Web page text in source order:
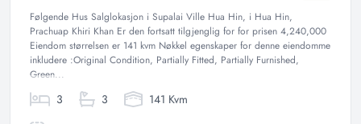
Følgende Hus Salglokasjon i Supalai Ville Hua Hin, i Hua Hin,
Prachuap Khiri Khan Er den fortsatt tilgjenglig for for prisen 4,240,000
Eiendom størrelsen er 141 kvm Nøkkel egenskaper for denne eiendomme
inkludere :Original Condition, Partially Fitted, Partially Furnished,
Green...
3 3
141 Kvm